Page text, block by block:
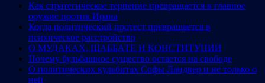
Как стратегическое терпение превращается в главное
оружие против Ирана
Когда политический протест превращается в
психическое расстройство
О МУДАКАХ, ШАББАТЕ И КОНСТИТУЦИИ
Почему бульбашное существо остается на свободе
О политических кульбитах Софы Ландвер и не только о
ней